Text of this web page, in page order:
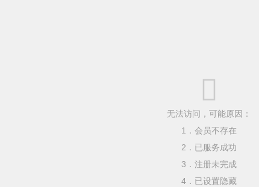

无法访问，可能原因：
1．会员不存在
2．已服务成功
3．注册未完成
4．已设置隐藏